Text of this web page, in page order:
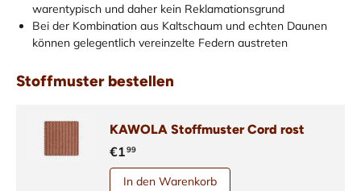
warentypisch und daher kein Reklamationsgrund
Bei der Kombination aus Kaltschaum und echten Daunen
können gelegentlich vereinzelte Federn austreten
Stoffmuster bestellen
KAWOLA Stoffmuster Cord rost
€199
In den Warenkorb